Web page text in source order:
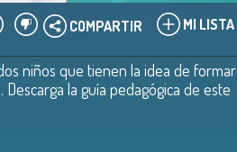
MI LISTA
COMPARTIR
niños que tienen la idea de formar
la guía pedagógica de este